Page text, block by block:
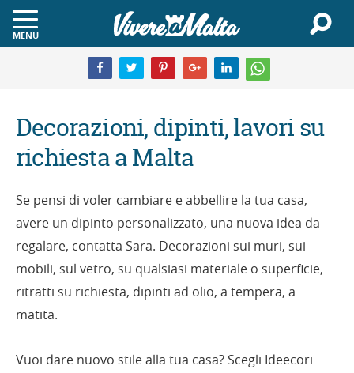
MENU
Decorazioni, dipinti, lavori su
richiesta a Malta
Se pensi di voler cambiare e abbellire la tua casa,
avere un dipinto personalizzato, una nuova idea da
regalare, contatta Sara. Decorazioni sui muri, sui
mobili, sul vetro, su qualsiasi materiale o superficie,
ritratti su richiesta, dipinti ad olio, a tempera, a
matita.
Vuoi dare nuovo stile alla tua casa? Scegli Ideecori